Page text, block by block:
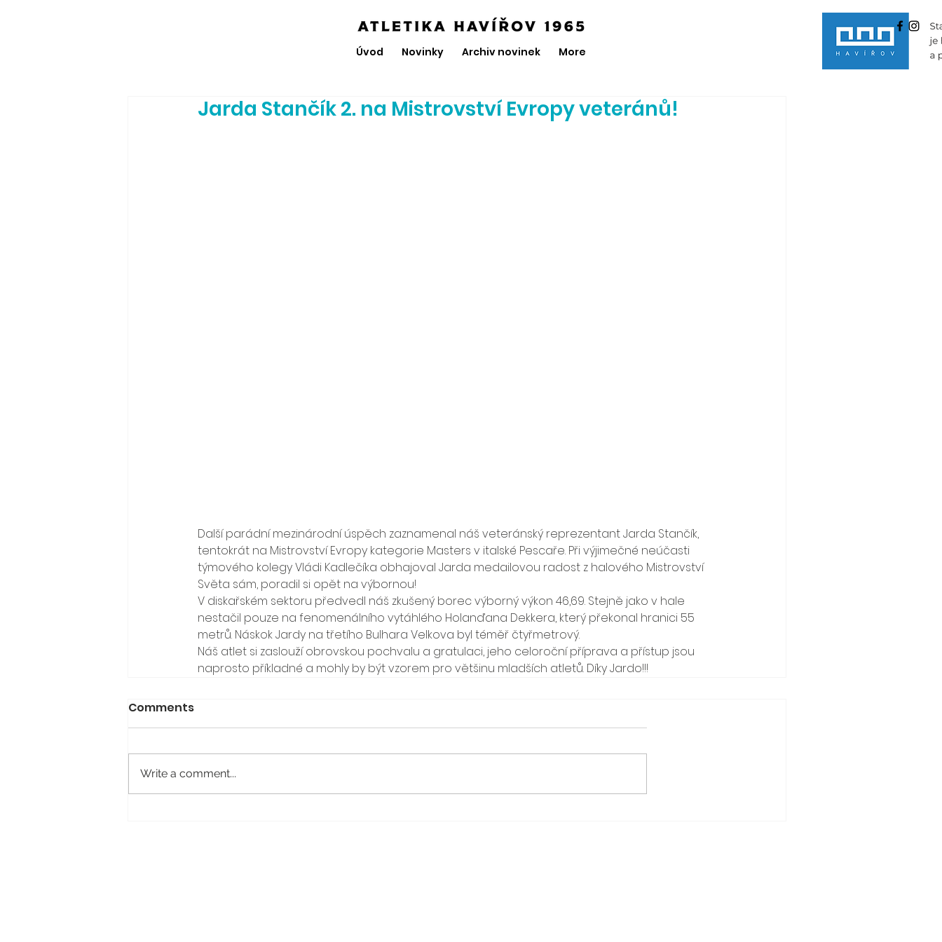
Úvod Novinky Archiv novinek More
Jarda Stančík 2. na Mistrovství Evropy veteránů!
Další parádní mezinárodní úspěch zaznamenal náš veteránský reprezentant Jarda Stančík,
tentokrát na Mistrovství Evropy kategorie Masters v italské Pescaře. Při výjimečné neúčasti
týmového kolegy Vládi Kadlečíka obhajoval Jarda medailovou radost z halového Mistrovství
Světa sám, poradil si opět na výbornou!
V diskařském sektoru předvedl náš zkušený borec výborný výkon 46,69. Stejně jako v hale
nestačil pouze na fenomenálního vytáhlého Holanďana Dekkera, který překonal hranici 55
metrů. Náskok Jardy na třetího Bulhara Velkova byl téměř čtyřmetrový.
Náš atlet si zaslouží obrovskou pochvalu a gratulaci, jeho celoroční příprava a přístup jsou
naprosto příkladné a mohly by být vzorem pro většinu mladších atletů. Díky Jardo!!!
Comments
Write a comment...